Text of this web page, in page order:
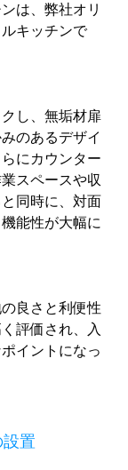
は、弊社オリ
キッチンで
し、無垢材扉
のあるデザイ
にカウンター
スペースや収
同時に、対面
能性が大幅に
良さと利便性
評価され、入
イントになっ
置